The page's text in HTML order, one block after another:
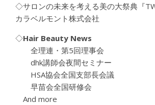
◇サロンの未来を考える美の大祭典『
カラベルモント株式会社
◇Hair Beauty News
全理連・第5回理事会
dhk講師会夜間セミナー
HSA協会全国支部長会議
早苗会全国研修会
And more